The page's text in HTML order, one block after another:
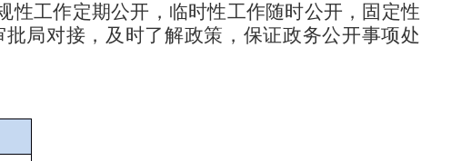
工作定期公开，临时性工作随时公开，固定性
局对接，及时了解政策，保证政务公开事项处